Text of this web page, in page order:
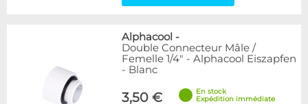
Alphacool -
Double Connecteur Mâle /
Femelle 1/4" - Alphacool Eiszapfen
- Blanc
3,50 €
En stock
Expédition immédiate